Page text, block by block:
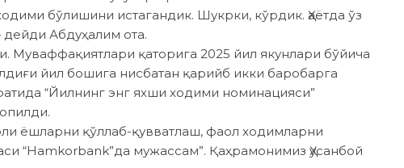
бўлишини истагандик. Шукрки, кўрдик. Ҳаётда ўз
Абдуҳалим ота.
Муваффақиятлари қаторига 2025 йил якунлари бўйича
йил бошига нисбатан қарийб икки баробарга
“Йилнинг энг яхши ходими номинацияси”
ёшларни қўллаб-қувватлаш, фаол ходимларни
“Hamkorbank”да мужассам”. Қаҳрамонимиз Ҳусанбой